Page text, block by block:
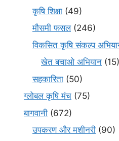
कृषि शिक्षा (49)
मौसमी फसल(246)
विकसित कृषि संकल्प
खेत बचाओ अभियान (15)
सहकारिता (50)
ग्लोबल कृषि मंच (75)
बागवानी (672)
उपकरण और मशीनरी (90)